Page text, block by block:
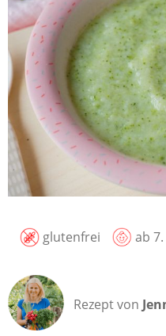
glutenfrei ab
Rezept von